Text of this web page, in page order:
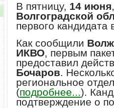
В пятницу, 14 июня
Волгоградской
первого кандидата
Как сообщили
ИКВО, первым
предоставил
Бочаров.
региональное
(подробнее...).
подтверждение о